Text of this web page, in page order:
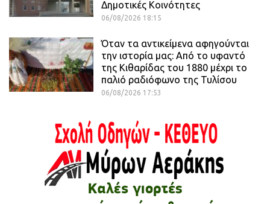
Δημοτικές Κοινότητες
06/08/2026 18:15
Όταν τα αντικείμενα αφηγούνται
την ιστορία μας: Από το υφαντό
της Κιθαρίδας του 1880 μέχρι το
παλιό ραδιόφωνο της Τυλίσου
06/08/2026 17:53